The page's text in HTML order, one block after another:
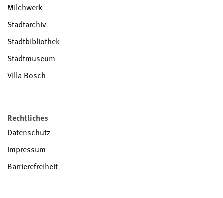
Milchwerk
Stadtarchiv
Stadtbibliothek
Stadtmuseum
Villa Bosch
Rechtliches
Datenschutz
Impressum
Barrierefreiheit